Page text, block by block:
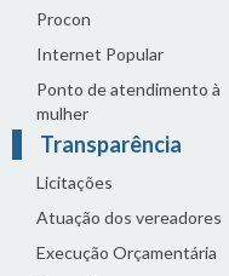
Procon
Internet Popular
Ponto de atendimento à
mulher
Transparência
Licitações
Atuação dos vereadores
Execução Orçamentária